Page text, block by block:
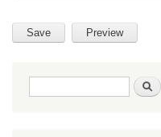
Search form